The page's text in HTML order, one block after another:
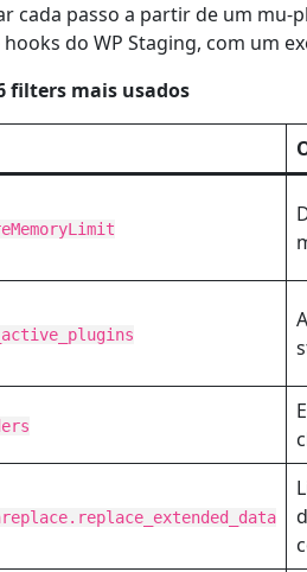
cada passo a partir de um
do WP Staging, com um
filters mais usados